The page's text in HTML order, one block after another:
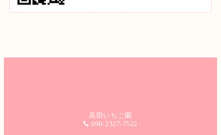
高田いちご園
090-2327-7522